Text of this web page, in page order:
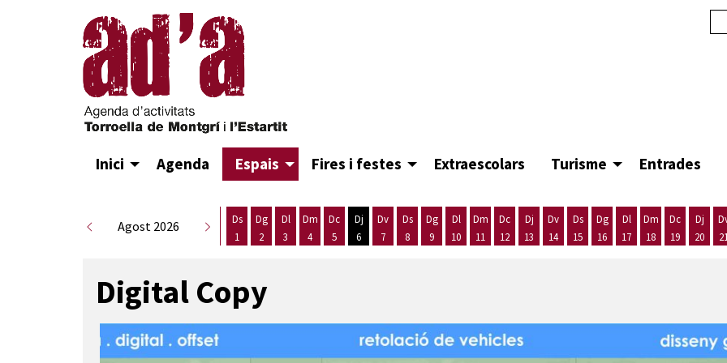
Inici Agenda Espais Fires i festes Extraescolars Turisme Entrades
Agost 2026
Ds
1
Dg
2
Dl
3
Dm
4
Dc
5
Dj
6
Dv
7
Ds
8
Dg
9
Dl
10
Dm
11
Dc
12
Dj
13
Dv
14
Ds
15
Dg
16
Dl
17
Dm
18
Dc
19
Dj
20
Digital Copy